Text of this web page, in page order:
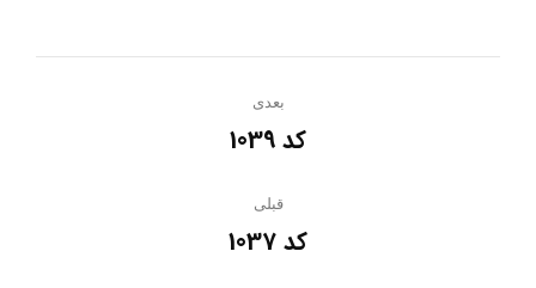
قبلی
پروژه
کد 1037
بعدی
پروژه
کد 1039